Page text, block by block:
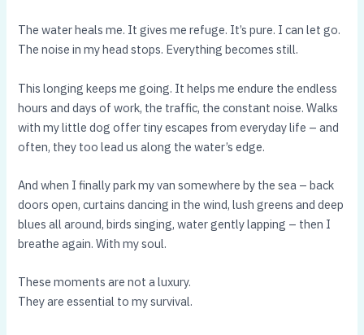
The water heals me. It gives me refuge. It’s pure. I can let go.
The noise in my head stops. Everything becomes still.
This longing keeps me going. It helps me endure the endless
hours and days of work, the traffic, the constant noise. Walks
with my little dog offer tiny escapes from everyday life – and
often, they too lead us along the water’s edge.
And when I finally park my van somewhere by the sea – back
doors open, curtains dancing in the wind, lush greens and deep
blues all around, birds singing, water gently lapping – then I
breathe again. With my soul.
These moments are not a luxury.
They are essential to my survival.